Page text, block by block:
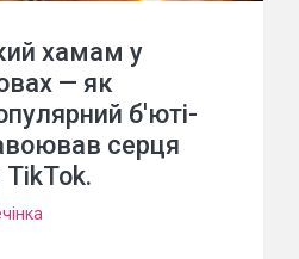
хамам у
— як
б'юті-
серця
TikTok.